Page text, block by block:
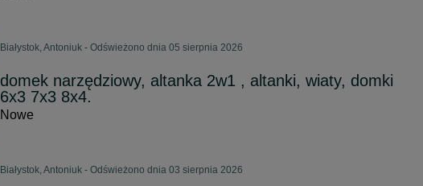
Białystok, Antoniuk - Odświeżono dnia 05 sierpnia 2026
domek narzędziowy, altanka 2w1 , altanki, wiaty, domki
6x3 7x3 8x4.
Nowe
Białystok, Antoniuk - Odświeżono dnia 03 sierpnia 2026